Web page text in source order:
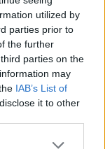
utilized by
parties prior to
the further
parties on the
may
IAB’s List of
it to other